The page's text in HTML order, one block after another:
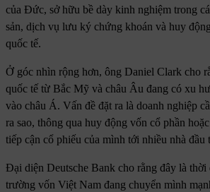
của Đức, sở hữu bề dày kinh nghiệm trong
sản, dịch vụ lưu ký chứng khoán và huy
quốc tế.
Ở góc nhìn rộng hơn, ông Daniel Clark cho
quốc tế từ Bắc Mỹ và châu Âu đang có xu
vào châu Á. Vấn đề đặt ra là doanh nghiệp
ra sao, thông qua huy động vốn cổ phần
tiếp cận cổ phiếu của mình tới nhiều nhà đầu
Đại diện Deutsche Bank cho rằng đây là
trường vốn Việt Nam đang chuyển mình